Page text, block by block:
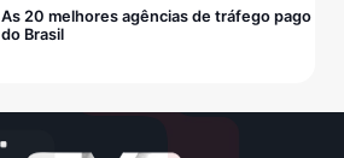
As 20 melhores agências de tráfego pago
do Brasil